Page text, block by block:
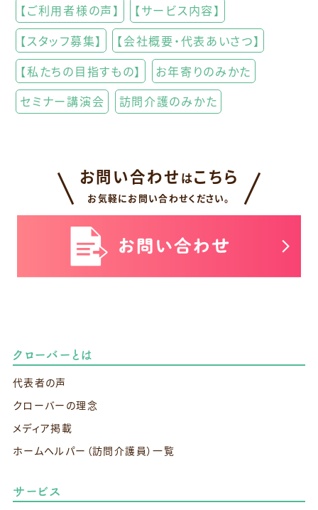
【ご利用者様の声】
【サービス内容】
【スタッフ募集】
【会社概要・代表あいさつ】
【私たちの目指すもの】
お年寄りのみかた
セミナー講演会
訪問介護のみかた
お問い合わせ はこちら
お気軽にお問い合わせください。
クローバーとは
代表者の声
クローバーの理念
メディア掲載
ホームヘルパー（訪問介護員）一覧
サービス